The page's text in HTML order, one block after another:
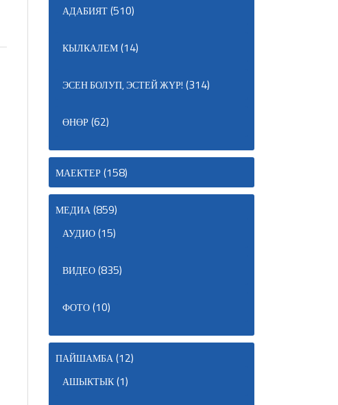
АДАБИЯТ(510)
КЫЛКАЛЕМ(14)
ЭСЕН БОЛУП, ЭСТЕЙ ЖҮР! (314)
ӨНӨР(62)
МАЕКТЕР(158)
МЕДИА(859)
АУДИО(15)
ВИДЕО(835)
ФОТО(10)
ПАЙШАМБА(12)
АШЫКТЫК(1)